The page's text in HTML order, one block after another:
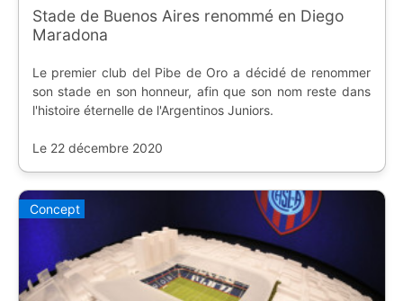
Stade de Buenos Aires renommé en Diego
Maradona
Le premier club del Pibe de Oro a décidé de renommer
son stade en son honneur, afin que son nom reste dans
l'histoire éternelle de l'Argentinos Juniors.
Le 22 décembre 2020
Concept